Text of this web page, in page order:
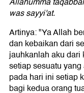
was sayyi'at.
Artinya: "Ya Allah
dan kebaikan dari
jauhkanlah aku
setiap sesuatu
pada hari ini setiap
bagi kedua orang